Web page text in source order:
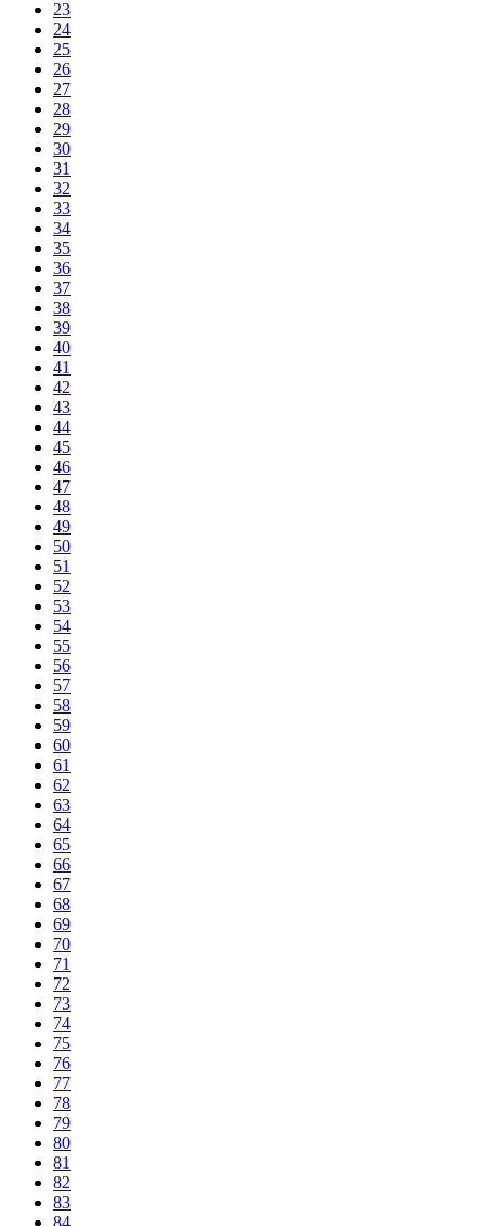
23
24
25
26
27
28
29
30
31
32
33
34
35
36
37
38
39
40
41
42
43
44
45
46
47
48
49
50
51
52
53
54
55
56
57
58
59
60
61
62
63
64
65
66
67
68
69
70
71
72
73
74
75
76
77
78
79
80
81
82
83